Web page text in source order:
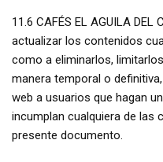
11.6 CAFÉS EL AGUILA
actualizar los contenidos
como a eliminarlos,
manera temporal o
web a usuarios que hagan
incumplan cualquiera de las
presente documento.